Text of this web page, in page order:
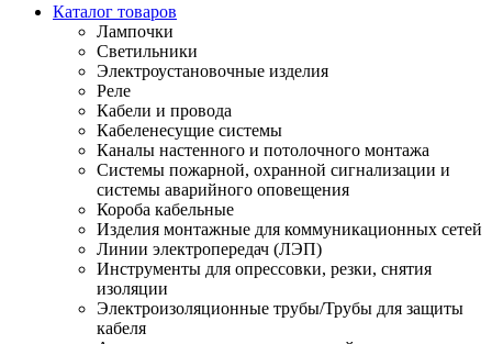
Каталог товаров
Лампочки
Светильники
Электроустановочные изделия
Реле
Кабели и провода
Кабеленесущие системы
Каналы настенного и потолочного монтажа
Системы пожарной, охранной сигнализации и
системы аварийного оповещения
Короба кабельные
Изделия монтажные для коммуникационных сетей
Линии электропередач (ЛЭП)
Инструменты для опрессовки, резки, снятия
изоляции
Электроизоляционные трубы/Трубы для защиты
кабеля